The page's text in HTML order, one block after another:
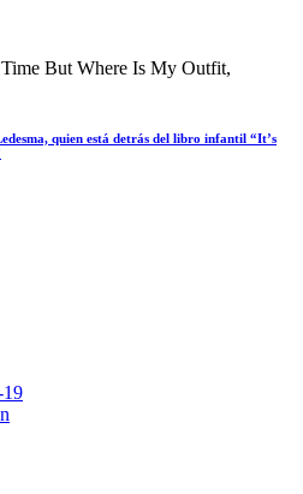
quien está detrás del libro infantil “It’s